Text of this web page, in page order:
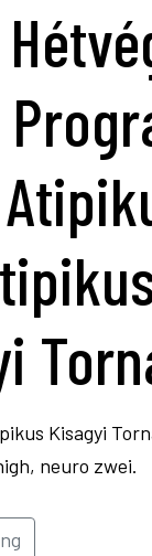
Kisagyi
neuro zwei.